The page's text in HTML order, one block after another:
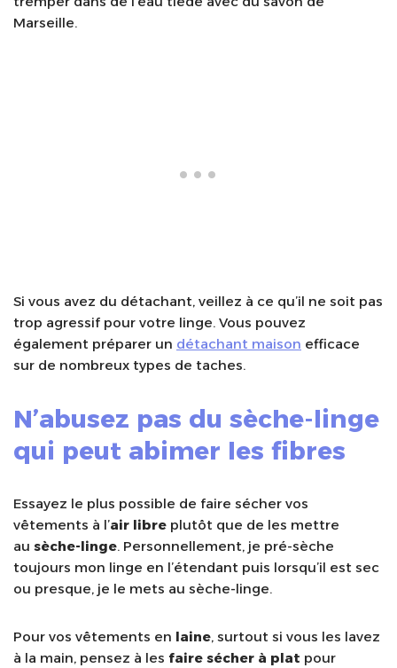
Marseille.
Si vous avez du détachant, veillez à ce qu’il ne soit pas
trop agressif pour votre linge. Vous pouvez
également préparer un détachant maison efficace
sur de nombreux types de taches.
N’abusez pas du sèche-linge
qui peut abimer les fibres
Essayez le plus possible de faire sécher vos
vêtements à l’air libre plutôt que de les mettre
au sèche-linge. Personnellement, je pré-sèche
toujours mon linge en l’étendant puis lorsqu’il est sec
ou presque, je le mets au sèche-linge.
Pour vos vêtements en laine, surtout si vous les lavez
à la main, pensez à les faire sécher à plat pour